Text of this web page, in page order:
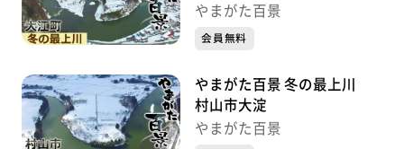
やまがた百景
会員無料
やまがた百景 冬の最上川
村山市大淀
やまがた百景